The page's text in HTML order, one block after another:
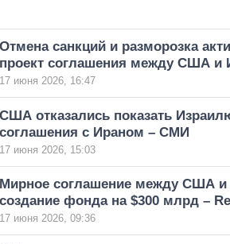
Отмена санкций и разморозка
проект соглашения между США и
17 июня 2026, 16:47
США отказались показать
соглашения с Ираном – СМИ
17 июня 2026, 15:03
Мирное соглашение между США и
создание фонда на $300 млрд –
17 июня 2026, 09:36